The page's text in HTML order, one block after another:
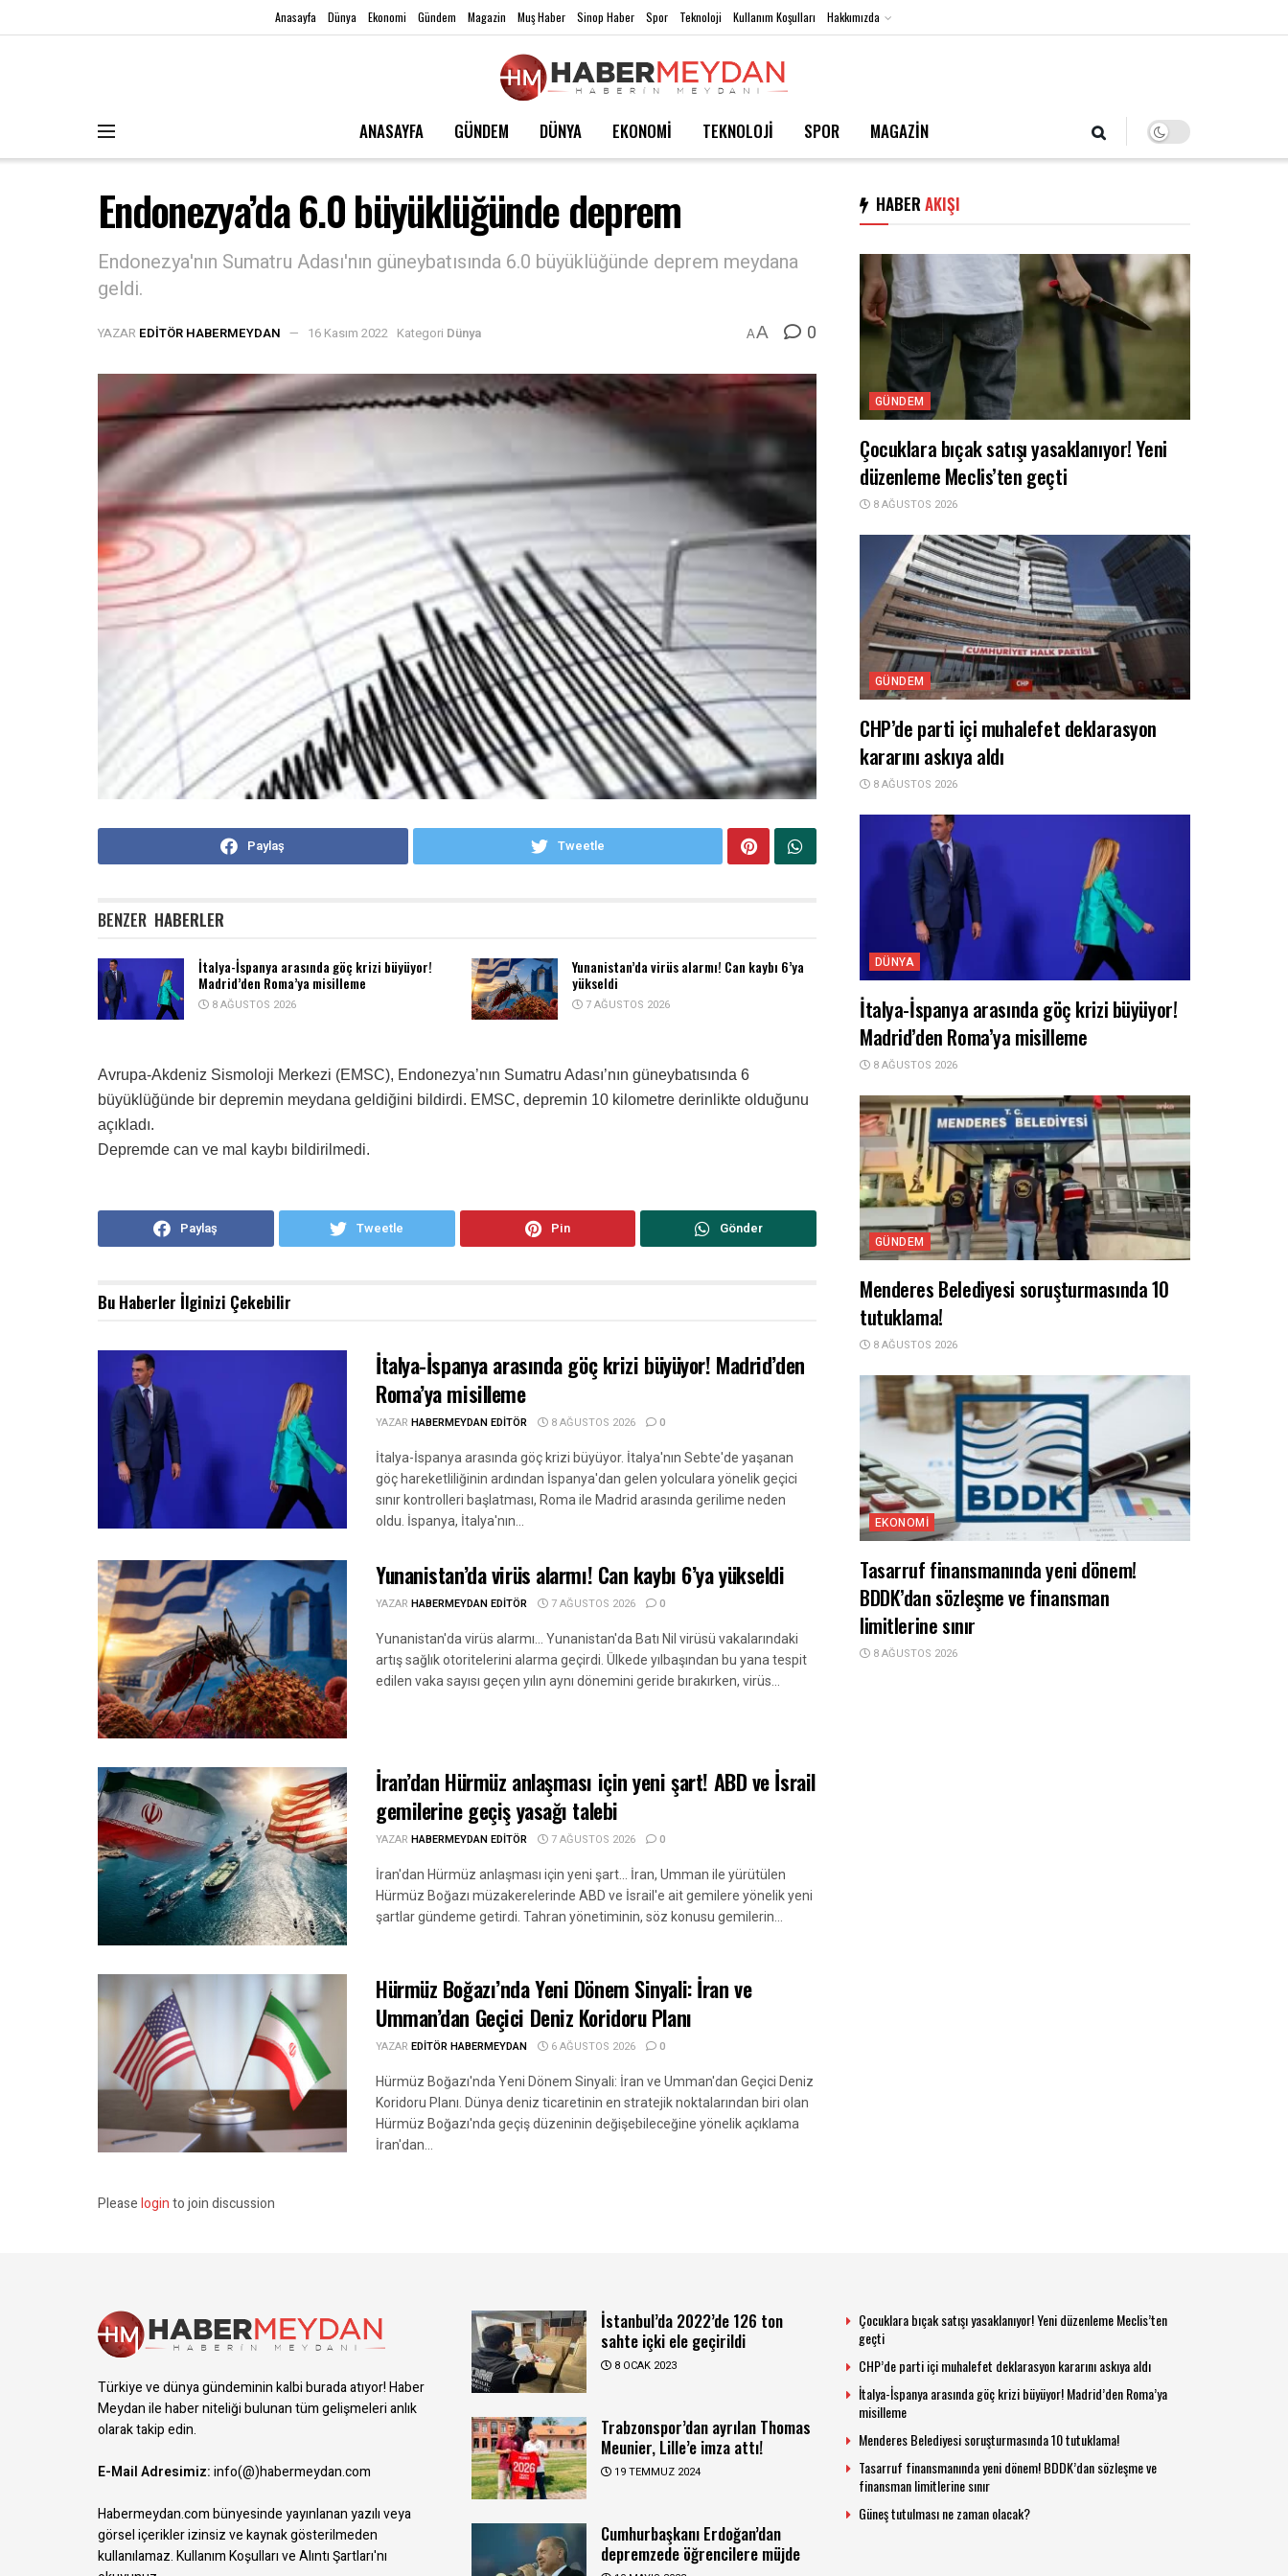
Anasayfa Dünya Ekonomi Gündem Magazin Muş Haber Sinop Haber Spor Teknoloji Kullanım Koşulları Hakkımızda
ANASAYFA GÜNDEM DÜNYA EKONOMİ TEKNOLOJİ SPOR MAGAZİN
Endonezya’da 6.0 büyüklüğünde deprem
Endonezya'nın Sumatru Adası'nın güneybatısında 6.0 büyüklüğünde deprem meydana
geldi.
YAZAR EDITÖR HABERMEYDAN 16 Kasım 2022 Kategori Dünya AA 0
Paylaş Tweetle
BENZER HABERLER
İtalya-İspanya arasında göç krizi büyüyor!
Madrid’den Roma’ya misilleme
8 AĞUSTOS 2026
Yunanistan’da virüs alarmı! Can kaybı 6’ya
yükseldi
7 AĞUSTOS 2026
Avrupa-Akdeniz Sismoloji Merkezi (EMSC), Endonezya’nın Sumatru Adası’nın güneybatısında 6
büyüklüğünde bir depremin meydana geldiğini bildirdi. EMSC, depremin 10 kilometre derinlikte olduğunu
açıkladı.
Depremde can ve mal kaybı bildirilmedi.
Paylaş Tweetle Pin Gönder
Bu Haberler İlginizi Çekebilir
İtalya-İspanya arasında göç krizi büyüyor! Madrid’den
Roma’ya misilleme
YAZAR HABERMEYDAN EDITÖR 8 AĞUSTOS 2026 0
İtalya-İspanya arasında göç krizi büyüyor. İtalya'nın Sebte'de yaşanan
göç hareketliliğinin ardından İspanya'dan gelen yolculara yönelik geçici
sınır kontrolleri başlatması, Roma ile Madrid arasında gerilime neden
oldu. İspanya, İtalya'nın...
Yunanistan’da virüs alarmı! Can kaybı 6’ya yükseldi
YAZAR HABERMEYDAN EDITÖR 7 AĞUSTOS 2026 0
Yunanistan'da virüs alarmı... Yunanistan'da Batı Nil virüsü vakalarındaki
artış sağlık otoritelerini alarma geçirdi. Ülkede yılbaşından bu yana tespit
edilen vaka sayısı geçen yılın aynı dönemini geride bırakırken, virüs...
İran’dan Hürmüz anlaşması için yeni şart! ABD ve İsrail
gemilerine geçiş yasağı talebi
YAZAR HABERMEYDAN EDITÖR 7 AĞUSTOS 2026 0
İran'dan Hürmüz anlaşması için yeni şart... İran, Umman ile yürütülen
Hürmüz Boğazı müzakerelerinde ABD ve İsrail'e ait gemilere yönelik yeni
şartlar gündeme getirdi. Tahran yönetiminin, söz konusu gemilerin...
Hürmüz Boğazı’nda Yeni Dönem Sinyali: İran ve
Umman’dan Geçici Deniz Koridoru Planı
YAZAR EDITÖR HABERMEYDAN 6 AĞUSTOS 2026 0
Hürmüz Boğazı'nda Yeni Dönem Sinyali: İran ve Umman'dan Geçici Deniz
Koridoru Planı. Dünya deniz ticaretinin en stratejik noktalarından biri olan
Hürmüz Boğazı'nda geçiş düzeninin değişebileceğine yönelik açıklama
İran'dan...
Pleaseloginto join discussion
HABER AKIŞI
GÜNDEM
Çocuklara bıçak satışı yasaklanıyor! Yeni
düzenleme Meclis’ten geçti
8 AĞUSTOS 2026
GÜNDEM
CHP’de parti içi muhalefet deklarasyon
kararını askıya aldı
8 AĞUSTOS 2026
DÜNYA
İtalya-İspanya arasında göç krizi büyüyor!
Madrid’den Roma’ya misilleme
8 AĞUSTOS 2026
GÜNDEM
Menderes Belediyesi soruşturmasında 10
tutuklama!
8 AĞUSTOS 2026
EKONOMI
Tasarruf finansmanında yeni dönem!
BDDK’dan sözleşme ve finansman
limitlerine sınır
8 AĞUSTOS 2026
Türkiye ve dünya gündeminin kalbi burada atıyor! Haber
Meydan ile haber niteliği bulunan tüm gelişmeleri anlık
olarak takip edin.
E-Mail Adresimiz:info(@)habermeydan.com
Habermeydan.com bünyesinde yayınlanan yazılı veya
görsel içerikler izinsiz ve kaynak gösterilmeden
kullanılamaz.Kullanım Koşulları ve Alıntı Şartları'nı
İstanbul’da 2022’de 126 ton
sahte içki ele geçirildi
8 OCAK 2023
Trabzonspor’dan ayrılan Thomas
Meunier, Lille’e imza attı!
19 TEMMUZ 2024
Cumhurbaşkanı Erdoğan’dan
depremzede öğrencilere müjde
Çocuklara bıçak satışı yasaklanıyor! Yeni düzenleme Meclis’ten
geçti
CHP’de parti içi muhalefet deklarasyon kararını askıya aldı
İtalya-İspanya arasında göç krizi büyüyor! Madrid’den Roma’ya
misilleme
Menderes Belediyesi soruşturmasında 10 tutuklama!
Tasarruf finansmanında yeni dönem! BDDK’dan sözleşme ve
finansman limitlerine sınır
Güneş tutulması ne zaman olacak?